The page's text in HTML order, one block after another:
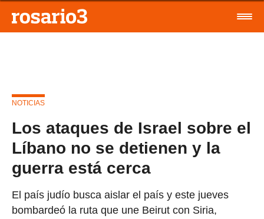
NOTICIAS
Los ataques de Israel sobre el
Líbano no se detienen y la
guerra está cerca
El país judío busca aislar el país y este jueves
bombardeó la ruta que une Beirut con Siria,